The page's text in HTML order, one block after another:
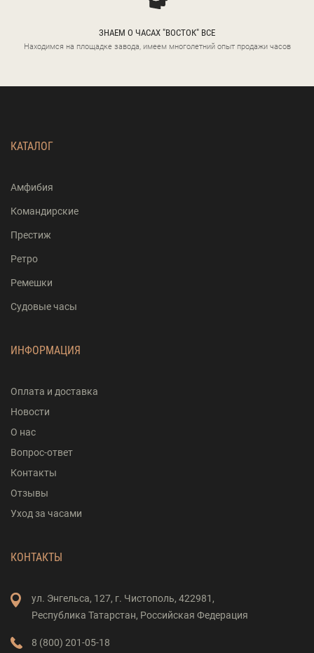
ЗНАЕМ О ЧАСАХ "ВОСТОК" ВСЕ
Находимся на площадке завода, имеем многолетний опыт продажи часов
КАТАЛОГ
Амфибия
Командирские
Престиж
Ретро
Ремешки
Судовые часы
ИНФОРМАЦИЯ
Оплата и доставка
Новости
О нас
Вопрос-ответ
Контакты
Отзывы
Уход за часами
КОНТАКТЫ
ул. Энгельса, 127, г. Чистополь, 422981,
Республика Татарстан, Российская Федерация
8 (800) 201-05-18